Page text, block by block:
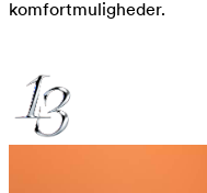
komfortmuligheder.